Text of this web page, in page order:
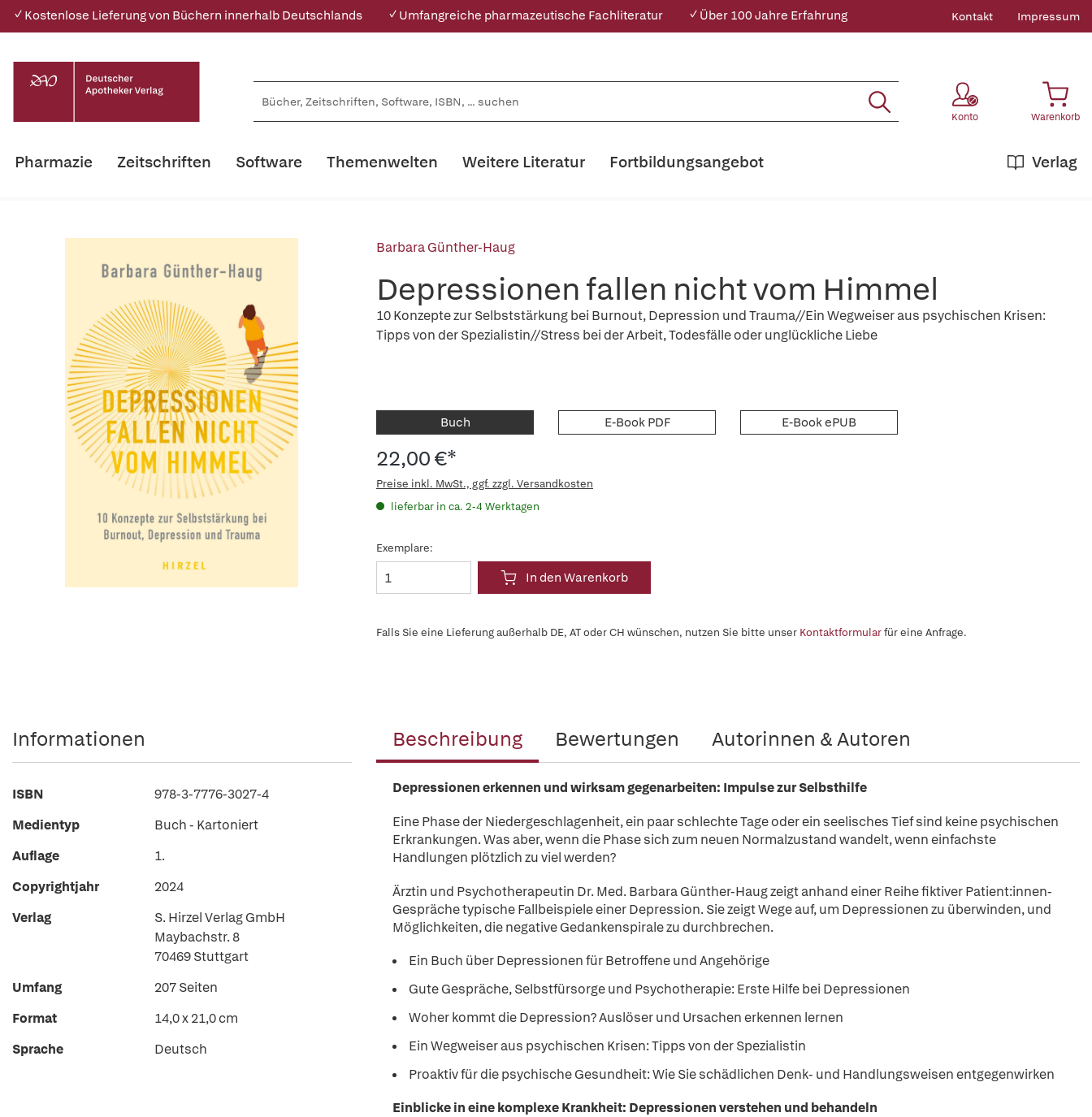
✓ Kostenlose Lieferung von Büchern innerhalb Deutschlands ✓ Umfangreiche pharmazeutische Fachliteratur ✓ Über 100 Jahre Erfahrung Kontakt Impressum
Konto Warenkorb
Pharmazie Zeitschriften Software Themenwelten Weitere Literatur Verlag
Fortbildungsangebot
Barbara Günther-Haug
Depressionen fallen nicht vom Himmel
10 Konzepte zur Selbststärkung bei Burnout, Depression und Trauma//Ein Wegweiser aus psychischen Krisen:
Tipps von der Spezialistin//Stress bei der Arbeit, Todesfälle oder unglückliche Liebe
Buch E-Book PDF E-Book ePUB
22,00 €*
Preise inkl. MwSt., ggf. zzgl. Versandkosten
lieferbar in ca. 2-4 Werktagen
Exemplare:
In den Warenkorb
Falls Sie eine Lieferung außerhalb DE, AT oder CH wünschen, nutzen Sie bitte unser Kontaktformularfür eine Anfrage.
Beschreibung Bewertungen Autorinnen & Autoren
Depressionen erkennen und wirksam gegenarbeiten: Impulse zur Selbsthilfe
Eine Phase der Niedergeschlagenheit, ein paar schlechte Tage oder ein seelisches Tief sind keine psychischen
Erkrankungen. Was aber, wenn die Phase sich zum neuen Normalzustand wandelt, wenn einfachste
Handlungen plötzlich zu viel werden?
Ärztin und Psychotherapeutin Dr. Med. Barbara Günther-Haug zeigt anhand einer Reihe fiktiver Patient:innen-
Gespräche typische Fallbeispiele einer Depression. Sie zeigt Wege auf, um Depressionen zu überwinden, und
Möglichkeiten, die negative Gedankenspirale zu durchbrechen.
Ein Buch über Depressionen für Betroffene und Angehörige
Gute Gespräche, Selbstfürsorge und Psychotherapie: Erste Hilfe bei Depressionen
Woher kommt die Depression? Auslöser und Ursachen erkennen lernen
Ein Wegweiser aus psychischen Krisen: Tipps von der Spezialistin
Proaktiv für die psychische Gesundheit: Wie Sie schädlichen Denk- und Handlungsweisen entgegenwirken
Einblicke in eine komplexe Krankheit: Depressionen verstehen und behandeln
Informationen
ISBN
978-3-7776-3027-4
Medientyp
Buch - Kartoniert
Auflage
1.
Copyrightjahr
2024
Verlag
S. Hirzel Verlag GmbH
Maybachstr. 8
70469 Stuttgart
Umfang
207 Seiten
Format
14,0 x 21,0 cm
Sprache
Deutsch